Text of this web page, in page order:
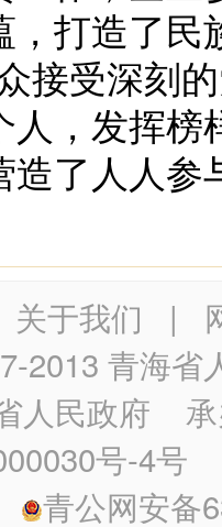
，打造了
接受深刻
人，发挥
造了人人
关于我们 |
2013 青海省
人民政府 承
号-4号
青公网安备